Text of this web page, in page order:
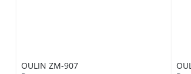
OULIN ZM-907